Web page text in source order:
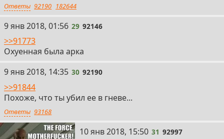
Ответы 92190 182644
29
9 янв 2018, 01:56 29 92146
>>91773
Охуенная была арка
30
9 янв 2018, 14:35 30 92190
>>91844
Похоже, что ты убил ее в гневе...
Ответы 93168
31
10 янв 2018, 15:50 31 92997